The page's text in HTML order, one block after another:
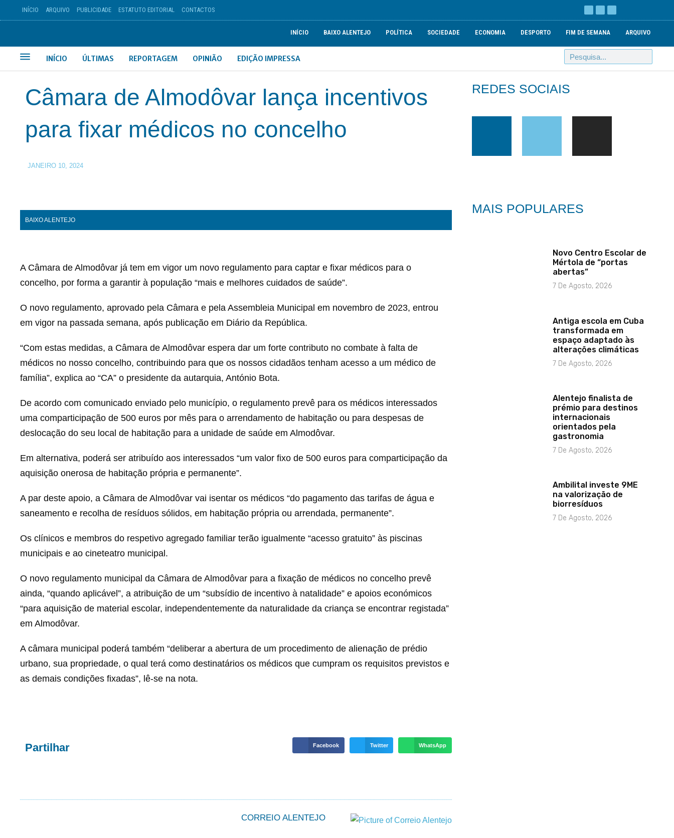
INÍCIO ARQUIVO PUBLICIDADE ESTATUTO EDITORIAL CONTACTOS
INÍCIO BAIXO ALENTEJO POLÍTICA SOCIEDADE ECONOMIA DESPORTO FIM DE SEMANA ARQUIVO
INÍCIO ÚLTIMAS REPORTAGEM OPINIÃO EDIÇÃO IMPRESSA
Câmara de Almodôvar lança incentivos
para fixar médicos no concelho
JANEIRO 10, 2024
BAIXO ALENTEJO
A Câmara de Almodôvar já tem em vigor um novo regulamento para captar e fixar médicos para o
concelho, por forma a garantir à população “mais e melhores cuidados de saúde”.
O novo regulamento, aprovado pela Câmara e pela Assembleia Municipal em novembro de 2023, entrou
em vigor na passada semana, após publicação em Diário da República.
“Com estas medidas, a Câmara de Almodôvar espera dar um forte contributo no combate à falta de
médicos no nosso concelho, contribuindo para que os nossos cidadãos tenham acesso a um médico de
família”, explica ao “CA” o presidente da autarquia, António Bota.
De acordo com comunicado enviado pelo município, o regulamento prevê para os médicos interessados
uma comparticipação de 500 euros por mês para o arrendamento de habitação ou para despesas de
deslocação do seu local de habitação para a unidade de saúde em Almodôvar.
Em alternativa, poderá ser atribuído aos interessados “um valor fixo de 500 euros para comparticipação da
aquisição onerosa de habitação própria e permanente”.
A par deste apoio, a Câmara de Almodôvar vai isentar os médicos “do pagamento das tarifas de água e
saneamento e recolha de resíduos sólidos, em habitação própria ou arrendada, permanente”.
Os clínicos e membros do respetivo agregado familiar terão igualmente “acesso gratuito” às piscinas
municipais e ao cineteatro municipal.
O novo regulamento municipal da Câmara de Almodôvar para a fixação de médicos no concelho prevê
ainda, “quando aplicável”, a atribuição de um “subsídio de incentivo à natalidade” e apoios económicos
“para aquisição de material escolar, independentemente da naturalidade da criança se encontrar registada”
em Almodôvar.
A câmara municipal poderá também “deliberar a abertura de um procedimento de alienação de prédio
urbano, sua propriedade, o qual terá como destinatários os médicos que cumpram os requisitos previstos e
as demais condições fixadas”, lê-se na nota.
Partilhar Facebook Twitter WhatsApp
CORREIO ALENTEJO
REDES SOCIAIS
MAIS POPULARES
Novo Centro Escolar de
Mértola de “portas
abertas”
7 De Agosto, 2026
Antiga escola em Cuba
transformada em
espaço adaptado às
alterações climáticas
7 De Agosto, 2026
Alentejo finalista de
prémio para destinos
internacionais
orientados pela
gastronomia
7 De Agosto, 2026
Ambilital investe 9ME
na valorização de
biorresíduos
7 De Agosto, 2026